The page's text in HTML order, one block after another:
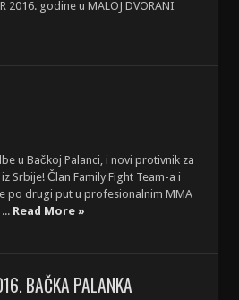
2016. godine u MALOJ DVORANI
u Bačkoj Palanci, i novi protivnik za
Srbije! Član Family Fight Team-a i
po drugi put u profesionalnim MMA
Read More »
BAČKA PALANKA